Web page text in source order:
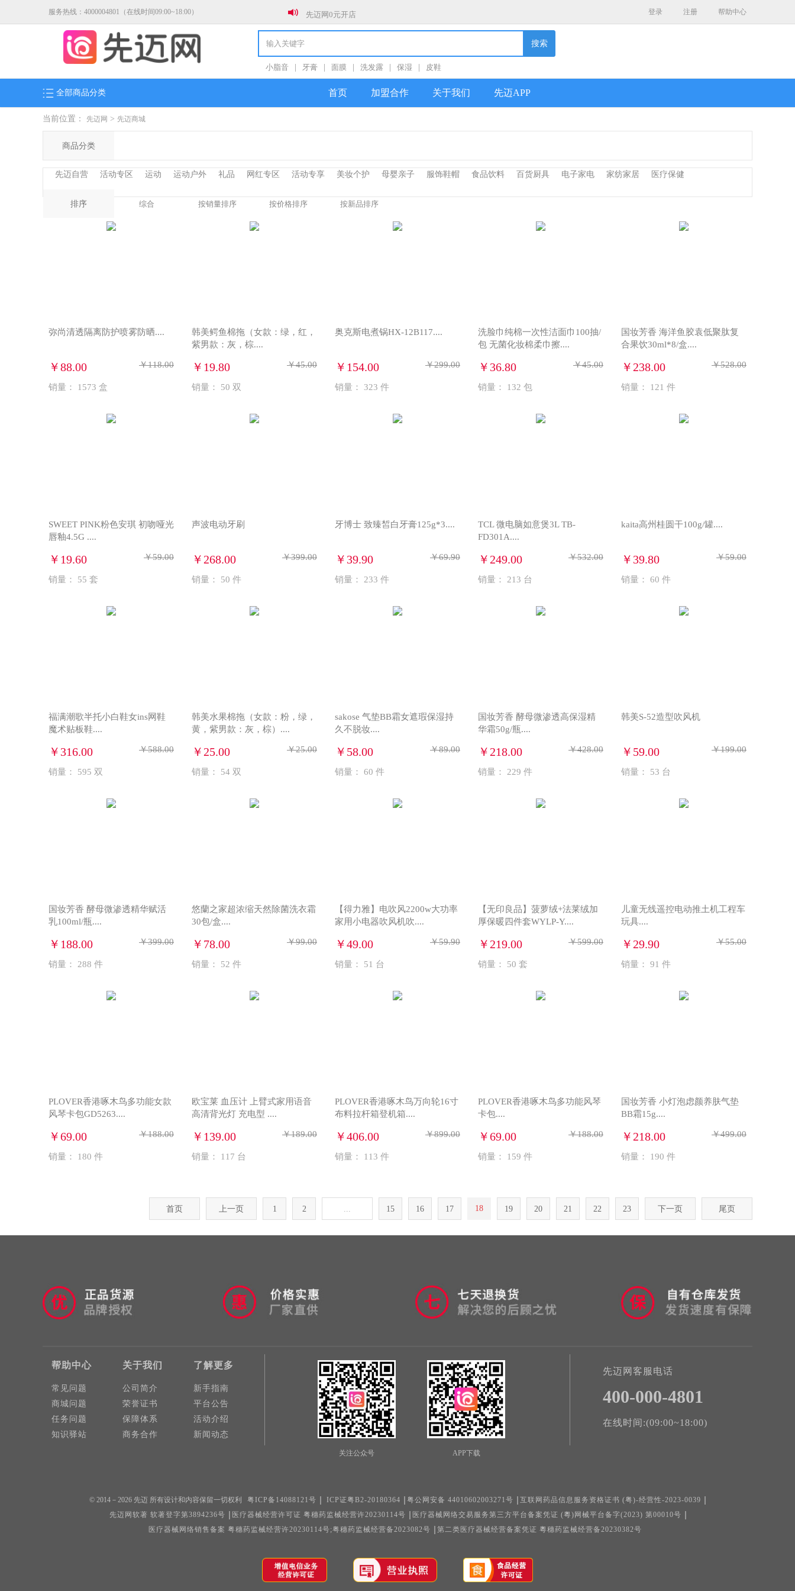
服务热线：4000004801（在线时间09:00~18:00） 先迈网0元开店 登录 注册 帮助中心
搜索
小脂音 牙膏 面膜 洗发露 保湿 皮鞋
全部商品分类 首页 加盟合作 关于我们 先迈APP
当前位置： 先迈网 > 先迈商城
商品分类
先迈自营 活动专区 运动 运动户外 礼品 网红专区 活动专享 美妆个护 母婴亲子 服饰鞋帽 食品饮料 百货厨具 电子家电 家纺家居 医疗保健
排序 综合 按销量排序 按价格排序 按新品排序
弥尚清透隔离防护喷雾防晒....
￥88.00 ￥118.00
销量： 1573 盒
韩美鳄鱼棉拖（女款：绿，红，
紫男款：灰，棕....
￥19.80 ￥45.00
销量： 50 双
奥克斯电煮锅HX-12B117....
￥154.00 ￥299.00
销量： 323 件
洗脸巾纯棉一次性洁面巾100抽/
包 无菌化妆棉柔巾擦....
￥36.80 ￥45.00
销量： 132 包
国妆芳香 海洋鱼胶袁低聚肽复
合果饮30ml*8/盒....
￥238.00 ￥528.00
销量： 121 件
SWEET PINK粉色安琪 初吻哑光
唇釉4.5G ....
￥19.60 ￥59.00
销量： 55 套
声波电动牙刷
￥268.00 ￥399.00
销量： 50 件
牙博士 致臻皙白牙膏125g*3....
￥39.90 ￥69.90
销量： 233 件
TCL 微电脑如意煲3L TB-
FD301A....
￥249.00 ￥532.00
销量： 213 台
kaita高州桂圆干100g/罐....
￥39.80 ￥59.00
销量： 60 件
福满潮歌半托小白鞋女ins网鞋
魔术贴板鞋....
￥316.00 ￥588.00
销量： 595 双
韩美水果棉拖（女款：粉，绿，
黄，紫男款：灰，棕）....
￥25.00 ￥25.00
销量： 54 双
sakose 气垫BB霜女遮瑕保湿持
久不脱妆....
￥58.00 ￥89.00
销量： 60 件
国妆芳香 酵母微渗透高保湿精
华霜50g/瓶....
￥218.00 ￥428.00
销量： 229 件
韩美S-52造型吹风机
￥59.00 ￥199.00
销量： 53 台
国妆芳香 酵母微渗透精华赋活
乳100ml/瓶....
￥188.00 ￥399.00
销量： 288 件
悠蘭之家超浓缩天然除菌洗衣霜
30包/盒....
￥78.00 ￥99.00
销量： 52 件
【得力雅】电吹风2200w大功率
家用小电器吹风机吹....
￥49.00 ￥59.90
销量： 51 台
【无印良品】菠萝绒+法莱绒加
厚保暖四件套WYLP-Y....
￥219.00 ￥599.00
销量： 50 套
儿童无线遥控电动推土机工程车
玩具....
￥29.90 ￥55.00
销量： 91 件
PLOVER香港啄木鸟多功能女款
风琴卡包GD5263....
￥69.00 ￥188.00
销量： 180 件
欧宝莱 血压计 上臂式家用语音
高清背光灯 充电型 ....
￥139.00 ￥189.00
销量： 117 台
PLOVER香港啄木鸟万向轮16寸
布料拉杆箱登机箱....
￥406.00 ￥899.00
销量： 113 件
PLOVER香港啄木鸟多功能风琴
卡包....
￥69.00 ￥188.00
销量： 159 件
国妆芳香 小灯泡虑颜养肤气垫
BB霜15g....
￥218.00 ￥499.00
销量： 190 件
首页 上一页 1 2 ... 15 16 17 18 19 20 21 22 23 下一页 尾页
帮助中心
常见问题
商城问题
任务问题
知识驿站
关于我们
公司简介
荣誉证书
保障体系
商务合作
了解更多
新手指南
平台公告
活动介绍
新闻动态
关注公众号 APP下载
先迈网客服电话
400-000-4801
在线时间:(09:00~18:00)
© 2014－2026 先迈 所有设计和内容保留一切权利 粤ICP备14088121号 ICP证粤B2-20180364 粤公网安备 44010602003271号
互联网药品信息服务资格证书 (粤)-经营性-2023-0039
先迈网软著 软著登字第3894236号
医疗器械经营许可证 粤穗药监械经营许20230114号
医疗器械网络交易服务第三方平台备案凭证 (粵)网械平台备字(2023) 第00010号
医疗器械网络销售备案 粤穗药监械经营许20230114号;粤穗药监械经营备2023082号
第二类医疗器械经营备案凭证 粵穗药监械经营备20230382号